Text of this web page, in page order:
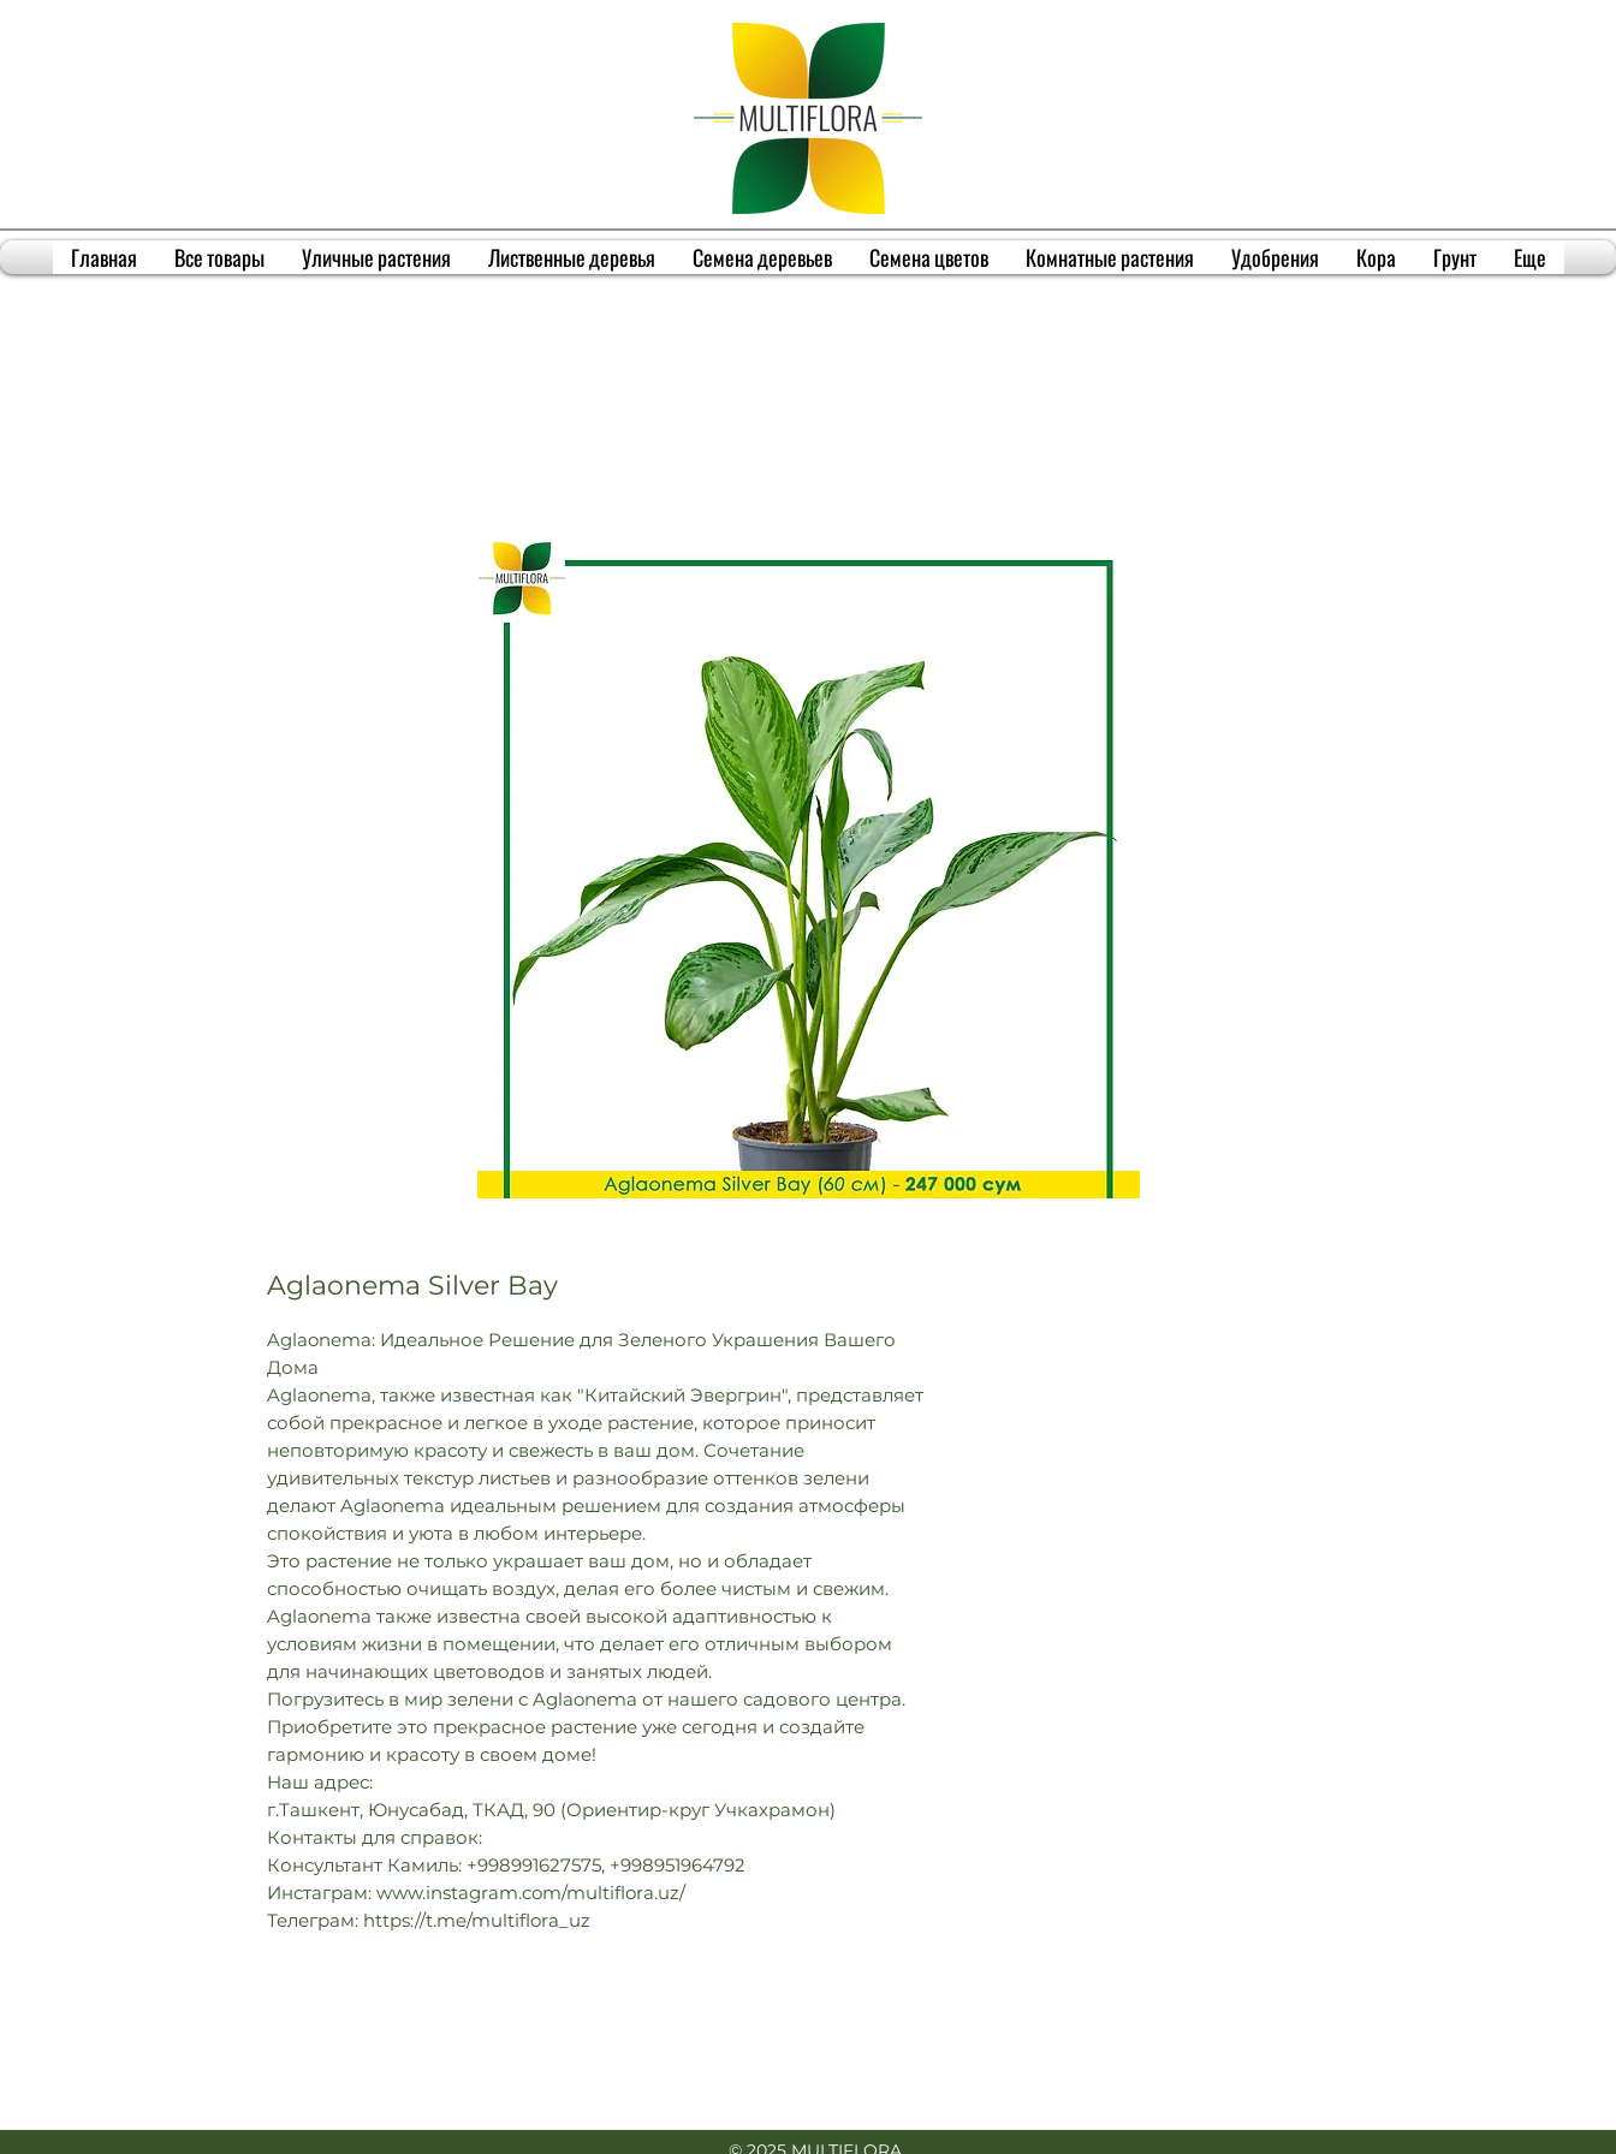
Главная Все товары Уличные растения Лиственные деревья Семена деревьев Семена цветов Комнатные растения Удобрения Кора Грунт Еще
Aglaonema Silver Bay
Aglaonema: Идеальное Решение для Зеленого Украшения Вашего
Дома
Aglaonema, также известная как "Китайский Эвергрин", представляет
собой прекрасное и легкое в уходе растение, которое приносит
неповторимую красоту и свежесть в ваш дом. Сочетание
удивительных текстур листьев и разнообразие оттенков зелени
делают Aglaonema идеальным решением для создания атмосферы
спокойствия и уюта в любом интерьере.
Это растение не только украшает ваш дом, но и обладает
способностью очищать воздух, делая его более чистым и свежим.
Aglaonema также известна своей высокой адаптивностью к
условиям жизни в помещении, что делает его отличным выбором
для начинающих цветоводов и занятых людей.
Погрузитесь в мир зелени с Aglaonema от нашего садового центра.
Приобретите это прекрасное растение уже сегодня и создайте
гармонию и красоту в своем доме!
Наш адрес:
г.Ташкент, Юнусабад, ТКАД, 90 (Ориентир-круг Учкахрамон)
Контакты для справок:
Консультант Камиль: +998991627575, +998951964792
Инстаграм: www.instagram.com/multiflora.uz/
Телеграм: https://t.me/multiflora_uz